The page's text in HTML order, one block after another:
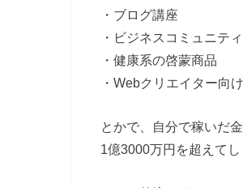
・ブログ講座
・ビジネスコミュニティ
・健康系の啓蒙商品
・Webクリエイター向
とかで、自分で稼いだ金
1億3000万円を超えてし